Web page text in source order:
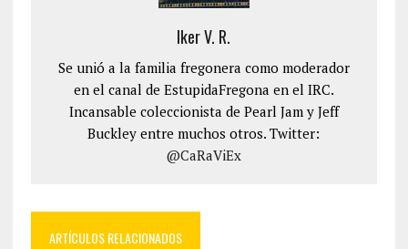
Iker V. R.
Se unió a la familia fregonera como moderador
en el canal de EstupidaFregona en el IRC.
Incansable coleccionista de Pearl Jam y Jeff
Buckley entre muchos otros. Twitter:
@CaRaViEx
ARTÍCULOS RELACIONADOS